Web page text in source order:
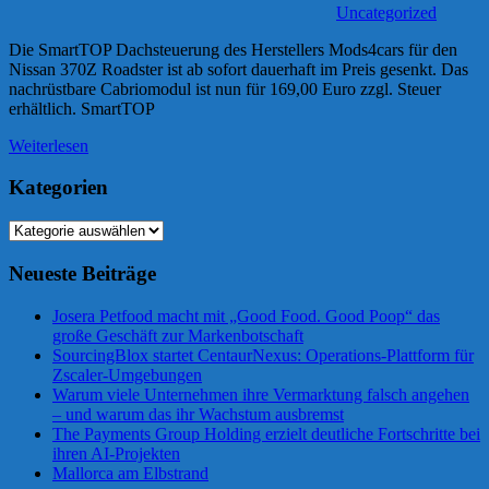
Uncategorized
Die SmartTOP Dachsteuerung des Herstellers Mods4cars für den
Nissan 370Z Roadster ist ab sofort dauerhaft im Preis gesenkt. Das
nachrüstbare Cabriomodul ist nun für 169,00 Euro zzgl. Steuer
erhältlich. SmartTOP
Weiterlesen
Kategorien
Kategorien
Neueste Beiträge
Josera Petfood macht mit „Good Food. Good Poop“ das
große Geschäft zur Markenbotschaft
SourcingBlox startet CentaurNexus: Operations-Plattform für
Zscaler-Umgebungen
Warum viele Unternehmen ihre Vermarktung falsch angehen
– und warum das ihr Wachstum ausbremst
The Payments Group Holding erzielt deutliche Fortschritte bei
ihren AI-Projekten
Mallorca am Elbstrand